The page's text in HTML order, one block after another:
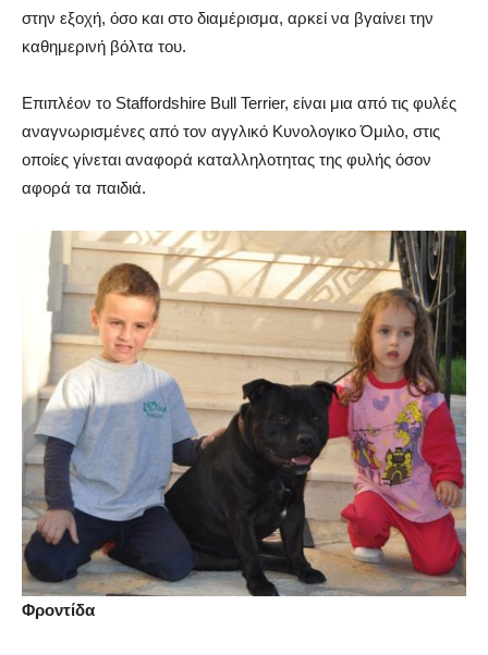
στην εξοχή, όσο και στο διαμέρισμα, αρκεί να βγαίνει την
καθημερινή βόλτα του.
Επιπλέον το Staffordshire Bull Terrier, είναι μια από τις φυλές
αναγνωρισμένες από τον αγγλικό Κυνολογικο Όμιλο, στις
οποίες γίνεται αναφορά καταλληλοτητας της φυλής όσον
αφορά τα παιδιά.
Φροντίδα